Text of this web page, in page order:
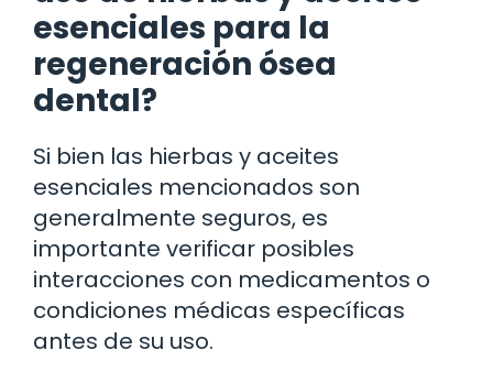
esenciales para la
regeneración ósea
dental?
Si bien las hierbas y aceites
esenciales mencionados son
generalmente seguros, es
importante verificar posibles
interacciones con medicamentos o
condiciones médicas específicas
antes de su uso.